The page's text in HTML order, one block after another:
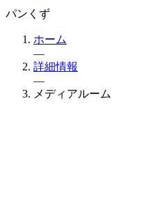
パンくず
ホーム
—
詳細情報
—
メディアルーム